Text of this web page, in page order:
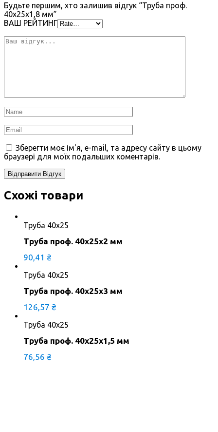
Будьте першим, хто залишив відгук “Труба проф.
40х25х1,8 мм”
ВАШ РЕЙТИНГ
Зберегти моє ім'я, e-mail, та адресу сайту в цьому
браузері для моїх подальших коментарів.
Схожі товари
Труба 40х25
Труба проф. 40х25х2 мм
90,41 ₴
Труба 40х25
Труба проф. 40х25х3 мм
126,57 ₴
Труба 40х25
Труба проф. 40х25х1,5 мм
76,56 ₴